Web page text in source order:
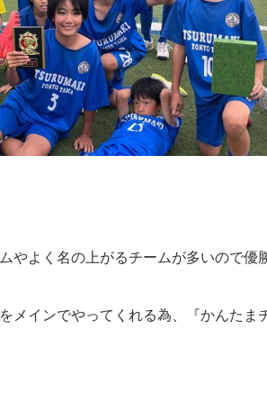
やよく名の上がるチームが多いので優
メインでやってくれる為、『かんたま